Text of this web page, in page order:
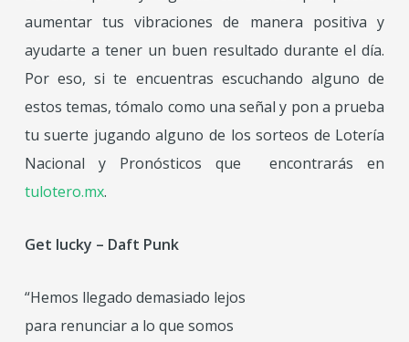
aumentar tus vibraciones de manera positiva y
ayudarte a tener un buen resultado durante el día.
Por eso, si te encuentras escuchando alguno de
estos temas, tómalo como una señal y pon a prueba
tu suerte jugando alguno de los sorteos de Lotería
Nacional y Pronósticos que encontrarás en
tulotero.mx.
Get lucky – Daft Punk
“Hemos llegado demasiado lejos
para renunciar a lo que somos